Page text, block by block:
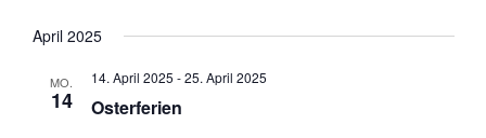
April 2025
MO.
14
14. April 2025 -25. April 2025
Osterferien